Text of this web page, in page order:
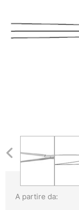
A partire da: